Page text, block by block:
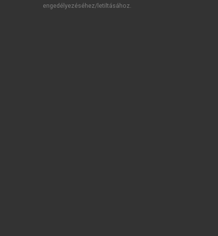
engedélyezéséhez/letiltásához.